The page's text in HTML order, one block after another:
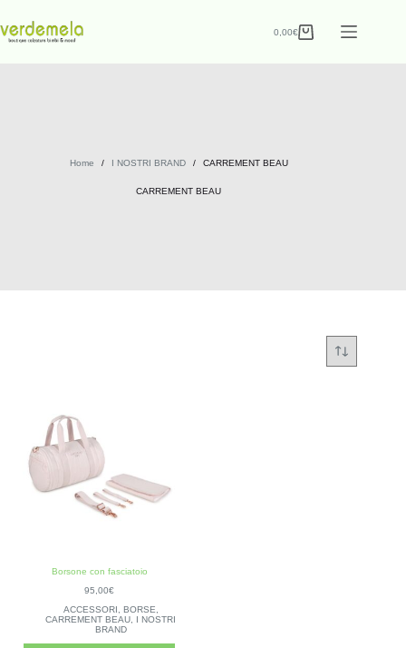
0,00€
Home / I NOSTRI BRAND / CARREMENT BEAU
CARREMENT BEAU
Borsone con fasciatoio
95,00€
ACCESSORI
BORSE
CARREMENT BEAU
I NOSTRI
BRAND